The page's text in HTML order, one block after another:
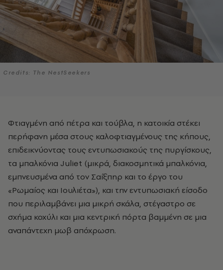
Credits: The NestSeekers
Φτιαγμένη από πέτρα και τούβλα, η κατοικία στέκει
περήφανη μέσα στους καλοφτιαγμένους της κήπους,
επιδεικνύοντας τους εντυπωσιακούς της πυργίσκους,
τα μπαλκόνια Juliet (μικρά, διακοσμητικά μπαλκόνια,
εμπνευσμένα από τον Σαίξπηρ και το έργο του
«Ρωμαίος και Ιουλιέτα»), και την εντυπωσιακή είσοδο
που περιλαμβάνει μια μικρή σκάλα, στέγαστρο σε
σχήμα κοχύλι και μια κεντρική πόρτα βαμμένη σε μια
αναπάντεχη μωβ απόχρωση.